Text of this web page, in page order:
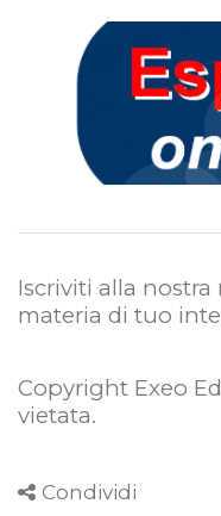
Iscriviti alla
materia di tuo
Copyright Exeo
vietata.
Condividi